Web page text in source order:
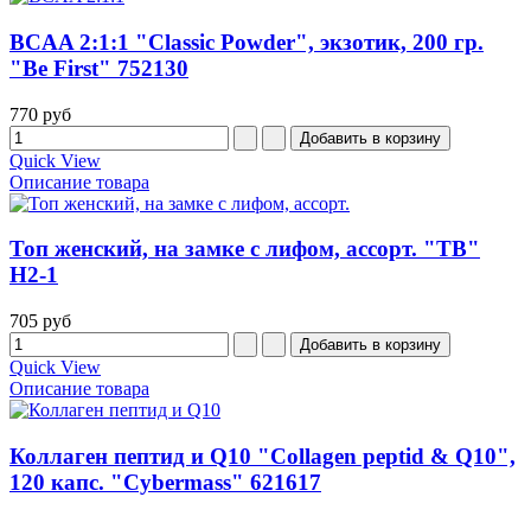
BCAA 2:1:1 "Classic Powder", экзотик, 200 гр.
"Be First" 752130
770 руб
Quick View
Описание товара
Топ женский, на замке с лифом, ассорт. "TB"
H2-1
705 руб
Quick View
Описание товара
Коллаген пептид и Q10 "Collagen peptid & Q10",
120 капс. "Cybermass" 621617